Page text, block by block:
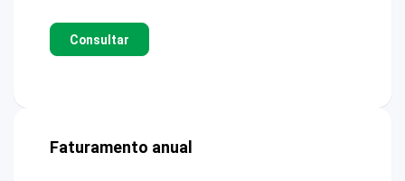
Consultar
Faturamento anual